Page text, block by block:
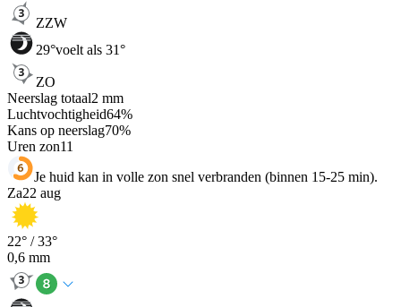
ZZW
29°voelt als 31°
ZO
Neerslag totaal2 mm
Luchtvochtigheid64%
Kans op neerslag70%
Uren zon11
Je huid kan in volle zon snel verbranden (binnen 15-25 min).
Za22 aug
22° /33°
0,6 mm